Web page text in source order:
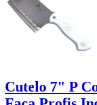
Cutelo 7" P